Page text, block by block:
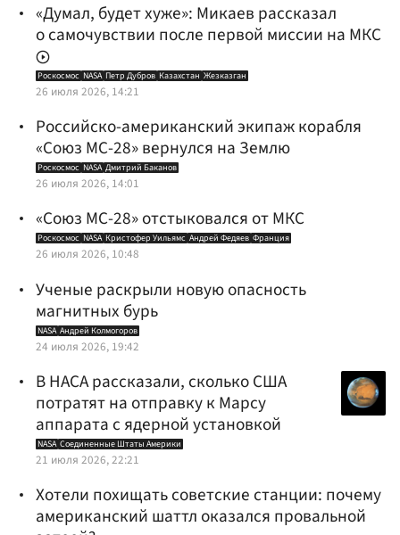
«Думал, будет хуже»: Микаев рассказал
о самочувствии после первой миссии на МКС
Роскосмос NASA Петр Дубров Казахстан Жезказган
26 июля 2026, 14:21
Российско-американский экипаж корабля
«Союз МС-28» вернулся на Землю
Роскосмос NASA Дмитрий Баканов
26 июля 2026, 14:01
«Союз МС-28» отстыковался от МКС
Роскосмос NASA Кристофер Уильямс Андрей Федяев Франция
26 июля 2026, 10:48
Ученые раскрыли новую опасность
магнитных бурь
NASA Андрей Колмогоров
24 июля 2026, 19:42
В НАСА рассказали, сколько США
потратят на отправку к Марсу
аппарата с ядерной установкой
NASA Соединенные Штаты Америки
21 июля 2026, 22:21
Хотели похищать советские станции: почему
американский шаттл оказался провальной